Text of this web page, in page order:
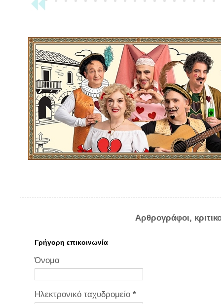
Αρθρογράφοι,
Γρήγορη επικοινωνία
Όνομα
Ηλεκτρονικό ταχυδρομείο *